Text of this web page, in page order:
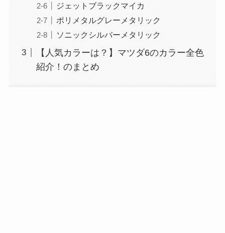
ジェットブラックマイカ
ポリメタルグレーメタリック
ソニックシルバーメタリック
【人気カラーは？】マツダ6のカラー全色
紹介！のまとめ